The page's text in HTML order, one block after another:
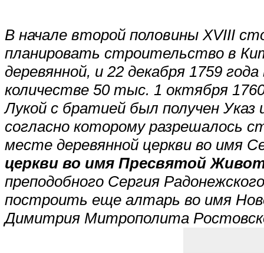
В начале второй половины XVIII
планировать строительство в
деревянной, и 22 декабря 1759
количестве 50 тыс. 1 октября
Лукой с братией был получен
согласно которому разрешалось
месте деревянной церкви во имя
церкви во имя Пресвятой
преподобного Сергия
построить еще алтарь во имя
Димитрия Митрополита